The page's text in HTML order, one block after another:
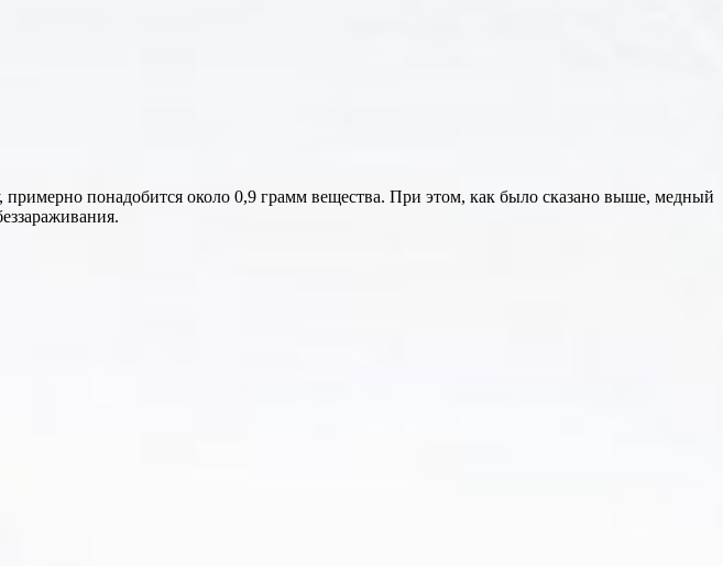
понадобится около 0,9 грамм вещества. При этом, как было сказано выше, медный